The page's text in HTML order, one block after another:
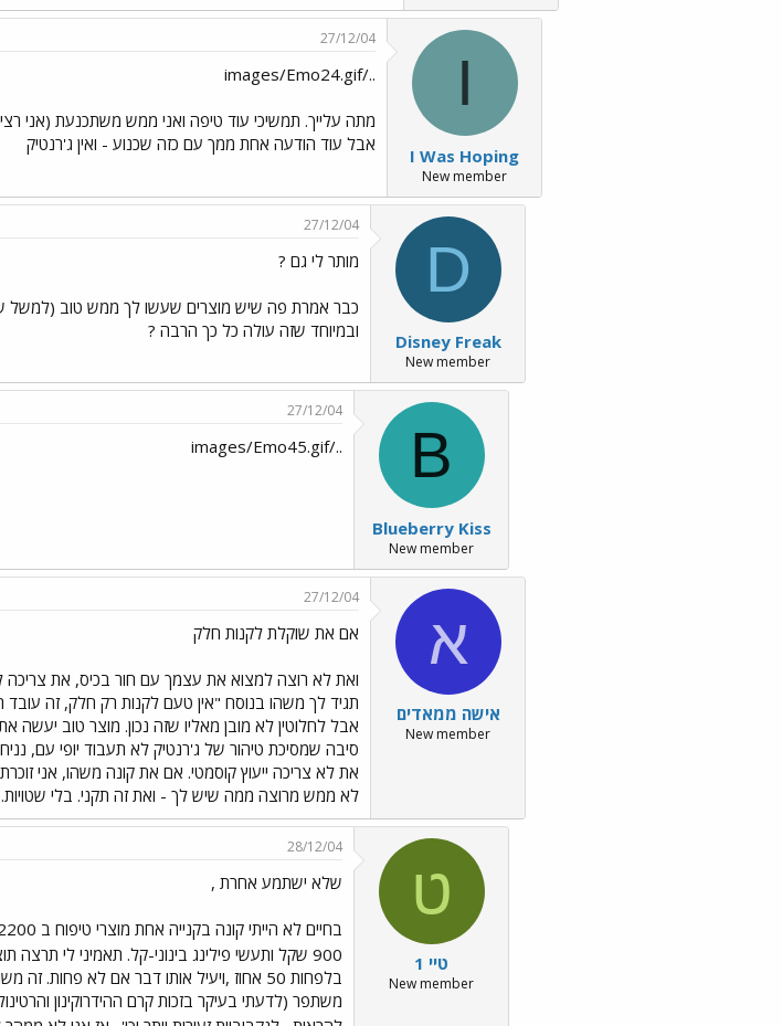
I
I Was Hoping
New member
27/12/04
../images/Emo24.gif
מתה עלייך. תמשיכי עוד טיפה ואני ממש משתכנעת (אני
אבל עוד הודעה אחת ממך עם כזה שכנוע - ואין ג'רנטיק
D
Disney Freak
New member
27/12/04
מותר לי גם ?
כבר אמרת פה שיש מוצרים שעשו לך ממש טוב (למשל
ובמיוחד שזה עולה כל כך הרבה ?
B
Blueberry Kiss
New member
27/12/04
../images/Emo45.gif
א
אישה ממאדים
New member
27/12/04
אם את שוקלת לקנות חלק
ואת לא רוצה למצוא את עצמך עם חור בכיס, את צריכה
תגיד לך משהו בנוסח "אין טעם לקנות רק חלק, זה
אבל לחלוטין לא מובן מאליו שזה נכון. מוצר טוב
סיבה שמסיכת טיהור של ג'רנטיק לא תעבוד יופי עם,
לא ממש מרוצה ממה שיש לך - ואת זה תקני. בלי
ט
טיי 1
New member
28/12/04
שלא ישתמע אחרת ,
900 שקל ותעשי פילינג בינוני-קל. תאמיני לי תרצה תוצאות בטוח. (אוי.. מקווה שלא פיתיתי אותך למשהו נוסף עכשיו
בלפחות 50 אחוז ,ויעיל אותו דבר אם לא